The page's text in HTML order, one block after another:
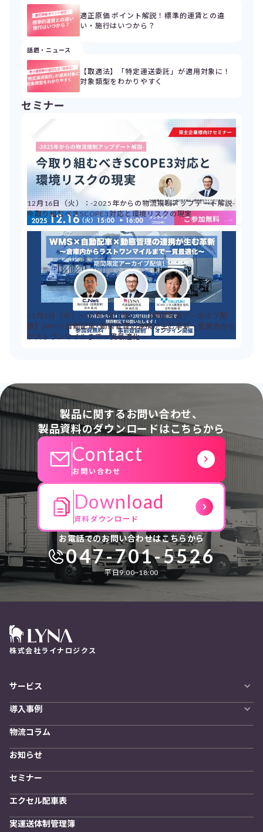
適正原価 ポイント解説！標準的運賃との違
い・施行はいつから？
話題・ニュース
【取適法】「特定運送委託」が適用対象に！
対象類型をわかりやすく
セミナー
12月16日（火）：-2025年からの物流規制アップデート解説-
今取り組むべきSCOPE3対応と環境リスクの現実
12月2日（火）～12月5日（金）：【期間限定アーカイブ配
信】WMS×自動配車×動態管理の連携が生む革新～倉庫内から
ラストワンマイルまで一貫最適化～
製品に関するお問い合わせ、
製品資料のダウンロードはこちらから
Contact
お問い合わせ
Download
資料ダウンロード
お電話でのお問い合わせはこちらから
047-701-5526
平日9:00~18:00
株式会社ライナロジクス
サービス
LYNA DXプラットフォーム
発着管理オプション
訪問計画
物流拠点最適化
開発者向けサービス
導入事例
導入をご検討の方へ
物流コラム
お知らせ
セミナー
エクセル配車表
実運送体制管理簿